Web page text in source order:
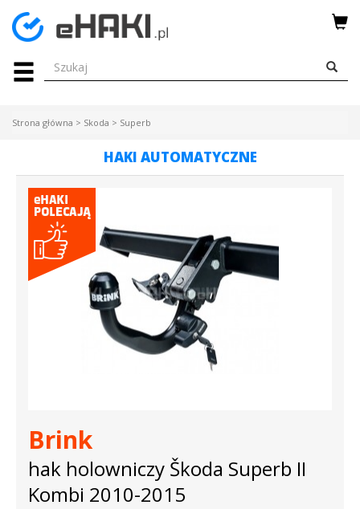
Menu
HAKI
WIĄZKI
BAGAŻNIKI
ROWEROWE
BOXY
SPORTOWE
Turystyka
Strona główna > Skoda > Superb
HAKI AUTOMATYCZNE
Brink
hak holowniczy Škoda Superb II
Kombi 2010-2015